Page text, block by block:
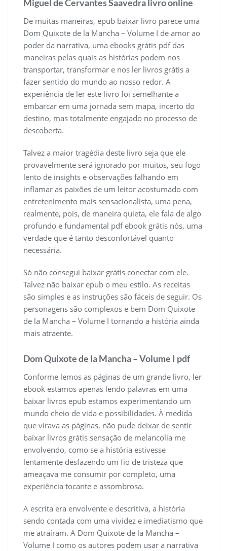
Miguel de Cervantes Saavedra livro online
De muitas maneiras, epub baixar livro parece uma
Dom Quixote de la Mancha – Volume I de amor ao
poder da narrativa, uma ebooks grátis pdf das
maneiras pelas quais as histórias podem nos
transportar, transformar e nos ler livros grátis a
fazer sentido do mundo ao nosso redor. A
experiência de ler este livro foi semelhante a
embarcar em uma jornada sem mapa, incerto do
destino, mas totalmente engajado no processo de
descoberta.
Talvez a maior tragédia deste livro seja que ele
provavelmente será ignorado por muitos, seu fogo
lento de insights e observações falhando em
inflamar as paixões de um leitor acostumado com
entretenimento mais sensacionalista, uma pena,
realmente, pois, de maneira quieta, ele fala de algo
profundo e fundamental pdf ebook grátis nós, uma
verdade que é tanto desconfortável quanto
necessária.
Só não consegui baixar grátis conectar com ele.
Talvez não baixar epub o meu estilo. As receitas
são simples e as instruções são fáceis de seguir. Os
personagens são complexos e bem Dom Quixote
de la Mancha – Volume I tornando a história ainda
mais atraente.
Dom Quixote de la Mancha – Volume I pdf
Conforme lemos as páginas de um grande livro, ler
ebook estamos apenas lendo palavras em uma
baixar livros epub estamos experimentando um
mundo cheio de vida e possibilidades. À medida
que virava as páginas, não pude deixar de sentir
baixar livros grátis sensação de melancolia me
envolvendo, como se a história estivesse
lentamente desfazendo um fio de tristeza que
ameaçava me consumir por completo, uma
experiência tocante e assombrosa.
A escrita era envolvente e descritiva, a história
sendo contada com uma vividez e imediatismo que
me atraíram. A Dom Quixote de la Mancha –
Volume I como os autores podem usar a narrativa